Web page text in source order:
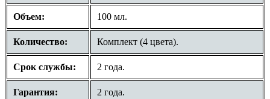
Объем: 100 мл.
Количество: Комплект (4 цвета).
Срок службы: 2 года.
Гарантия: 2 года.